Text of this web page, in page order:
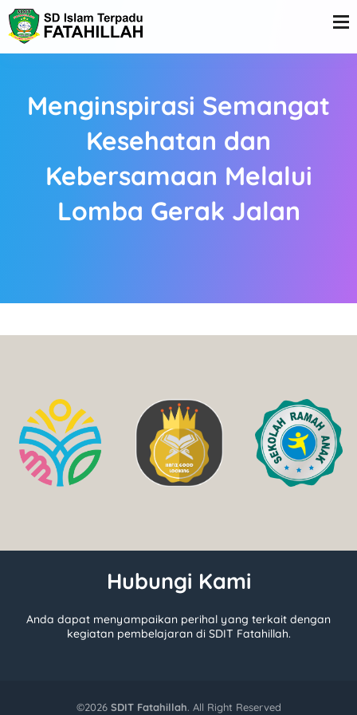
Menginspirasi Semangat
Kesehatan dan
Kebersamaan Melalui
Lomba Gerak Jalan
Hubungi Kami
Anda dapat menyampaikan perihal yang terkait dengan
kegiatan pembelajaran di SDIT Fatahillah.
©2026 SDIT Fatahillah. All Right Reserved